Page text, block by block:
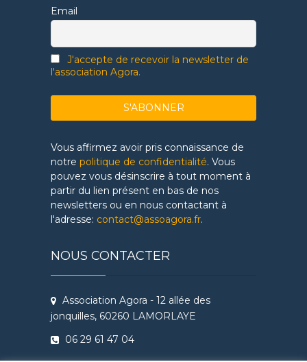
Email
J'accepte de recevoir la newsletter de
l'association Agora.
Vous affirmez avoir pris connaissance de
notre politique de confidentialité. Vous
pouvez vous désinscrire à tout moment à
partir du lien présent en bas de nos
newsletters ou en nous contactant à
l'adresse: contact@assoagora.fr.
NOUS CONTACTER
Association Agora - 12 allée des
jonquilles, 60260 LAMORLAYE
06 29 61 47 04